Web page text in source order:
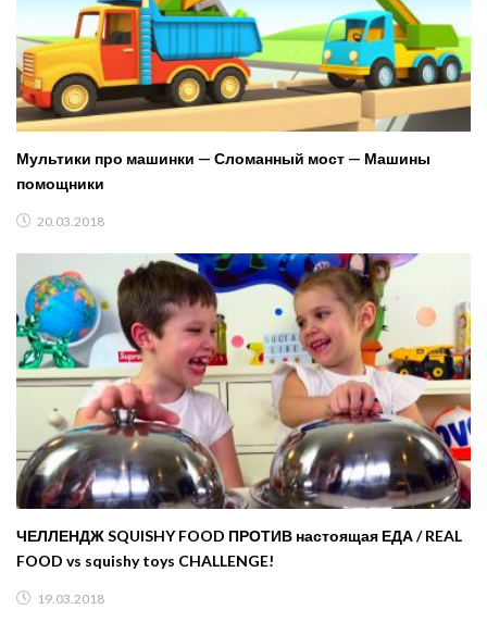
Мультики про машинки — Сломанный мост — Машины
помощники
20.03.2018
ЧЕЛЛЕНДЖ SQUISHY FOOD ПРОТИВ настоящая ЕДА / REAL
FOOD vs squishy toys CHALLENGE!
19.03.2018